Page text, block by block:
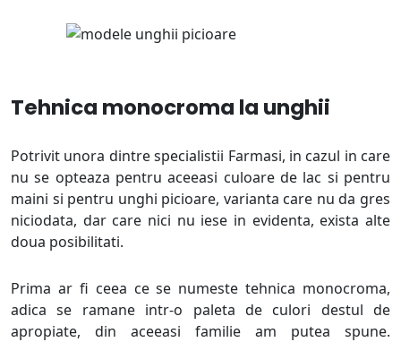
Tehnica monocroma la unghii
Potrivit unora dintre specialistii Farmasi, in cazul in care
nu se opteaza pentru aceeasi culoare de lac si pentru
maini si pentru unghi picioare, varianta care nu da gres
niciodata, dar care nici nu iese in evidenta, exista alte
doua posibilitati.
Prima ar fi ceea ce se numeste tehnica monocroma,
adica se ramane intr-o paleta de culori destul de
apropiate, din aceeasi familie am putea spune.